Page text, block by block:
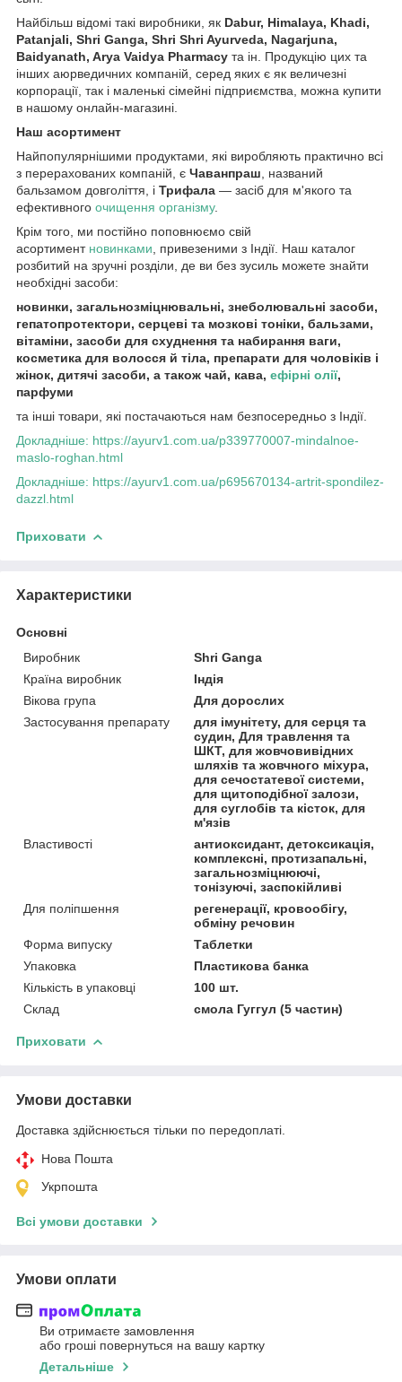
Найбільш відомі такі виробники, як Dabur, Himalaya, Khadi,
Patanjali, Shri Ganga, Shri Shri Ayurveda, Nagarjuna,
Baidyanath, Arya Vaidya Pharmacy та ін. Продукцію цих та
інших аюрведичних компаній, серед яких є як величезні
корпорації, так і маленькі сімейні підприємства, можна купити
в нашому онлайн-магазині.
Наш асортимент
Найпопулярнішими продуктами, які виробляють практично всі
з перерахованих компаній, є Чаванпраш , названий
бальзамом довголіття, і Трифала — засіб для м'якого та
ефективного очищення організму.
Крім того, ми постійно поповнюємо свій
асортимент новинками , привезеними з Індії. Наш каталог
розбитий на зручні розділи, де ви без зусиль можете знайти
необхідні засоби:
новинки, загальнозміцнювальні, знеболювальні засоби,
гепатопротектори, серцеві та мозкові тоніки, бальзами,
вітаміни, засоби для схуднення та набирання ваги,
косметика для волосся й тіла, препарати для чоловіків і
жінок, дитячі засоби, а також чай, кава, ефірні олії,
парфуми
та інші товари, які постачаються нам безпосередньо з Індії.
Докладніше: https://ayurv1.com.ua/p339770007-mindalnoe-
maslo-roghan.html
Докладніше: https://ayurv1.com.ua/p695670134-artrit-spondilez-
dazzl.html
Приховати
Характеристики
Основні
Виробник
Shri Ganga
Країна виробник
Індія
Вікова група
Для дорослих
Застосування препарату
для імунітету, для серця та
судин, Для травлення та
ШКТ, для жовчовивідних
шляхів та жовчного міхура,
для сечостатевої системи,
для щитоподібної залози,
для суглобів та кісток, для
м'язів
Властивості
антиоксидант, детоксикація,
комплексні, протизапальні,
загальнозміцнюючі,
тонізуючі, заспокійливі
Для поліпшення
регенерації, кровообігу,
обміну речовин
Форма випуску
Таблетки
Упаковка
Пластикова банка
Кількість в упаковці
100 шт.
Склад
смола Гуггул (5 частин)
Приховати
Умови доставки
Доставка здійснюється тільки по передоплаті.
Нова Пошта
Укрпошта
Всі умови доставки
Умови оплати
Ви отримаєте замовлення
або гроші повернуться на вашу картку
Детальніше